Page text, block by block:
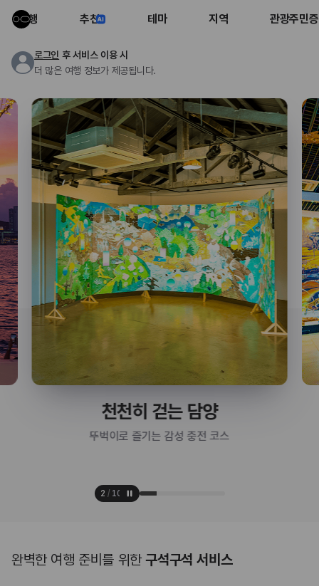
여행 추천 테마 지역 관광주민증
로그인 후 서비스 이용 시
더 많은 여행 정보가 제공됩니다.
천천히 걷는 담양
뚜벅이로 즐기는 감성 충전 코스
2 / 10
완벽한 여행 준비를 위한구석구석 서비스